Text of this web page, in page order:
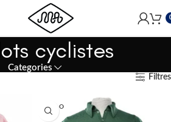
cyclistes
Categories
Filtres
SOLD O
UT
as from 199€.